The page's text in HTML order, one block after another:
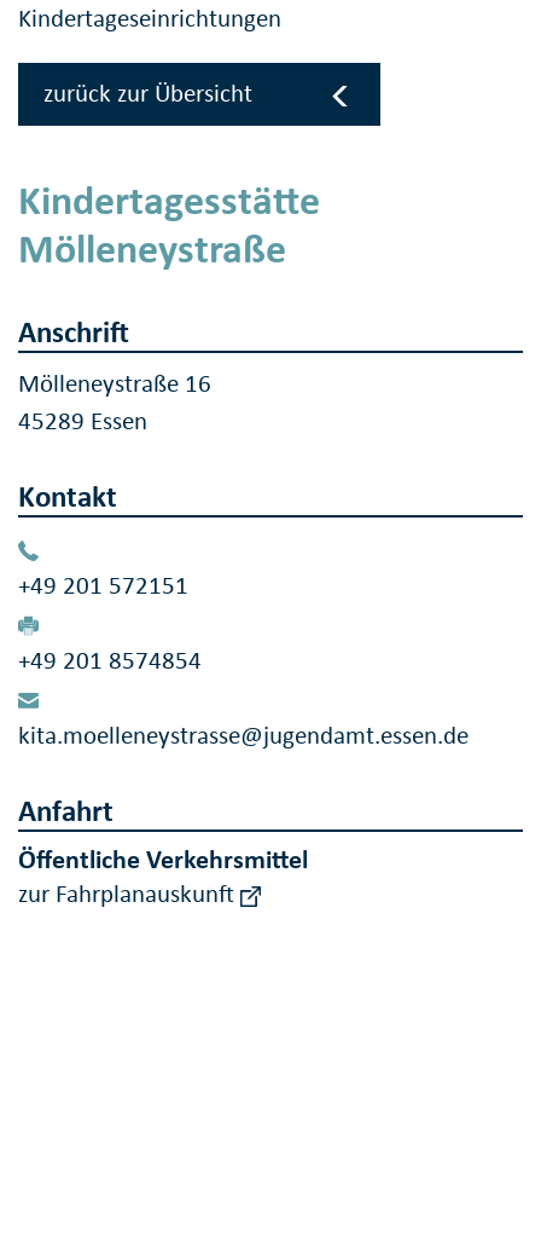
Kindertageseinrichtungen
zurück zur Übersicht
Kindertagesstätte
Mölleneystraße
Anschrift
Mölleneystraße 16
45289 Essen
Kontakt
+49 201 572151
+49 201 8574854
kita.moelleneystrasse@jugendamt.essen.de
Anfahrt
Öffentliche Verkehrsmittel
zur Fahrplanauskunft